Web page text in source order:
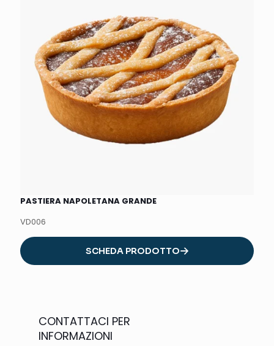
PASTIERA NAPOLETANA GRANDE
VD006
SCHEDA PRODOTTO
CONTATTACI PER
INFORMAZIONI